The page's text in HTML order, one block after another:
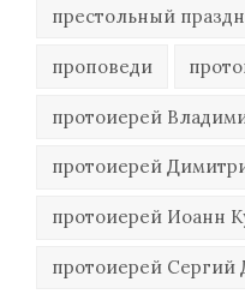
престольный
проповеди
протоиерей
протоиерей
протоиерей Иоанн
протоиерей Сергий